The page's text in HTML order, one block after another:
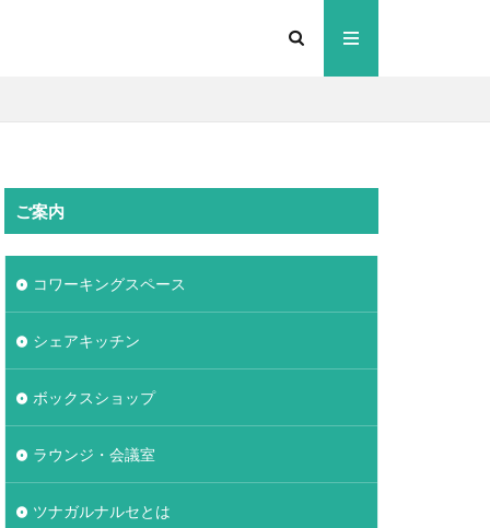
ご案内
コワーキングスペース
シェアキッチン
ボックスショップ
ラウンジ・会議室
ツナガルナルセとは